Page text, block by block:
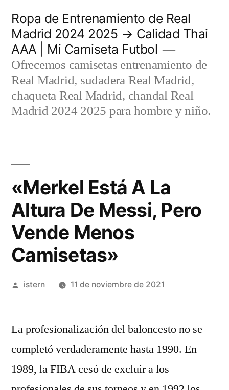
contenido
Ropa de Entrenamiento de Real
Madrid 2024 2025 → Calidad Thai
AAA | Mi Camiseta Futbol
Ofrecemos camisetas entrenamiento de
Real Madrid, sudadera Real Madrid,
chaqueta Real Madrid, chandal Real
Madrid 2024 2025 para hombre y niño.
«Merkel Está A La
Altura De Messi, Pero
Vende Menos
Camisetas»
Publicado
istern 11 de noviembre de 2021
La profesionalización del baloncesto no se
completó verdaderamente hasta 1990. En
1989, la FIBA cesó de excluir a los